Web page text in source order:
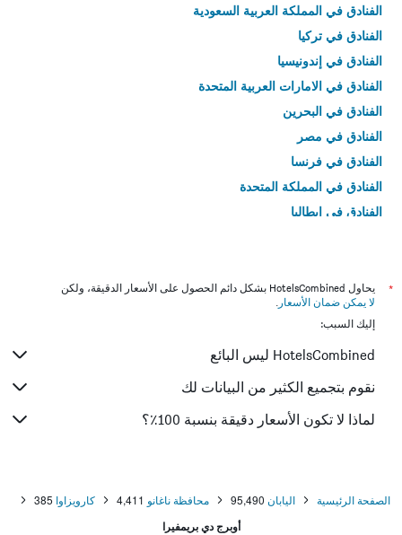
الفنادق في المملكة العربية السعودية
الفنادق في تركيا
الفنادق في إندونيسيا
الفنادق في الامارات العربية المتحدة
الفنادق في البحرين
الفنادق في مصر
الفنادق في فرنسا
الفنادق في المملكة المتحدة
الفنادق في إيطاليا
*
يحاول HotelsCombined بشكل دائم الحصول على الأسعار الدقيقة، ولكن
لا يمكن ضمان الأسعار .
إليك السبب:
HotelsCombined ليس البائع
نقوم بتجميع الكثير من البيانات لك
لماذا لا تكون الأسعار دقيقة بنسبة 100٪؟
الصفحة الرئيسية اليابان 95,490 محافظة ناغانو 4,411 كارويزاوا 385
أوبرج دي بريمفيرا